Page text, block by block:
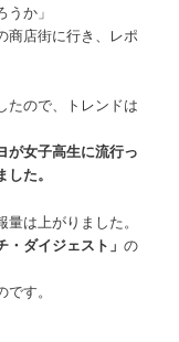
か」
商店街に行き、レポ
たので、トレンドは
が女子高生に流行っ
た。
は上がりました。
・ダイジェスト」の
す。